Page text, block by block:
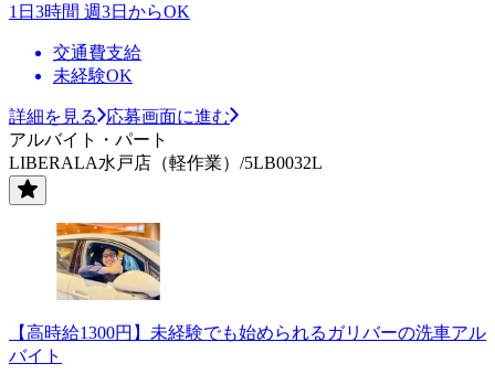
1日3時間 週3日からOK
交通費支給
未経験OK
詳細を見る
応募画面に進む
アルバイト・パート
LIBERALA水戸店（軽作業）/5LB0032L
【高時給1300円】未経験でも始められるガリバーの洗車アル
バイト